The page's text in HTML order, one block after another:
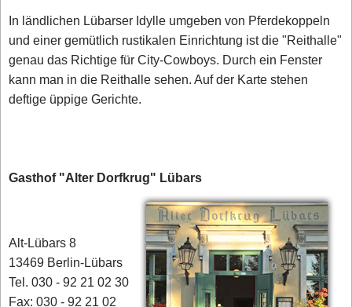
In ländlichen Lübarser Idylle umgeben von Pferdekoppeln
und einer gemütlich rustikalen Einrichtung ist die "Reithalle"
genau das Richtige für City-Cowboys. Durch ein Fenster
kann man in die Reithalle sehen. Auf der Karte stehen
deftige üppige Gerichte.
Gasthof "Alter Dorfkrug" Lübars
Alt-Lübars 8
13469 Berlin-Lübars
Tel. 030 - 92 21 02 30
Fax: 030 - 92 21 02